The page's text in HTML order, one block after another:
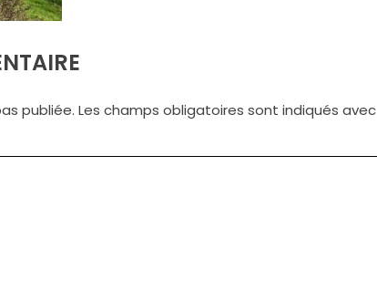
publiée. Les champs obligatoires sont indiqués avec